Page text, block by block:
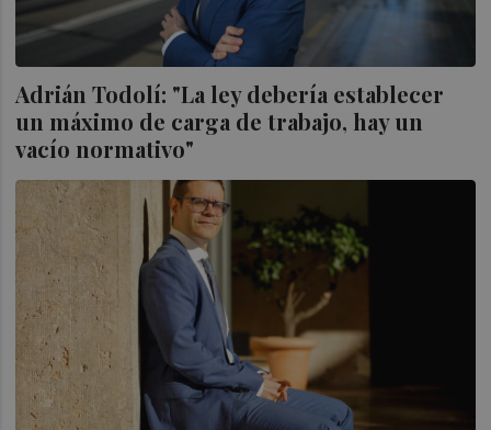
Adrián Todolí: "La ley debería establecer
un máximo de carga de trabajo, hay un
vacío normativo"